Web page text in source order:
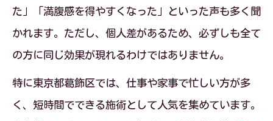
た」「満腹感を得やすくなった」といった声も多く聞
かれます。ただし、個人差があるため、必ずしも全て
の方に同じ効果が現れるわけではありません。
特に東京都葛飾区では、仕事や家事で忙しい方が多
く、短時間でできる施術として人気を集めています。